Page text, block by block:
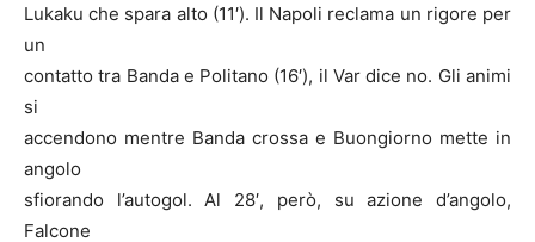
Lukaku che spara alto (11′). Il Napoli reclama un rigore per
un
contatto tra Banda e Politano (16′), il Var dice no. Gli animi
si
accendono mentre Banda crossa e Buongiorno mette in
angolo
sfiorando l’autogol. Al 28′, però, su azione d’angolo,
Falcone